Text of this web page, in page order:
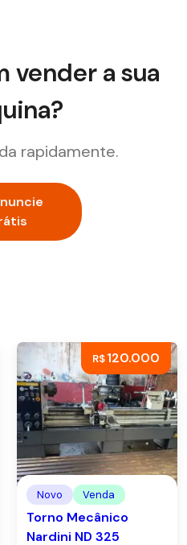
vender a sua
rapidamente.
R$120.000
Novo Venda
Torno Mecânico
Nardini ND 325